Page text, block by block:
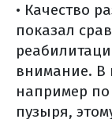
• Качество
показал
внимание. В
например
пузыря,